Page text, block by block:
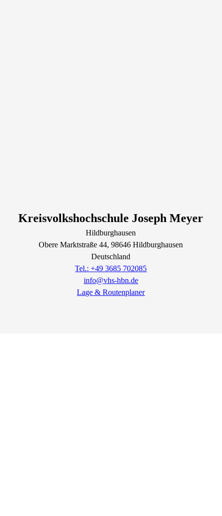
Kreisvolkshochschule Joseph Meyer
Hildburghausen
Obere Marktstraße 44, 98646Hildburghausen
Deutschland
Tel.: +49 3685 702085
info@vhs-hbn.de
Lage & Routenplaner